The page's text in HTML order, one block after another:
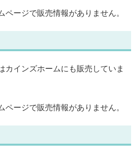
ページで販売情報がありません。
カインズホームにも販売していま
ページで販売情報がありません。